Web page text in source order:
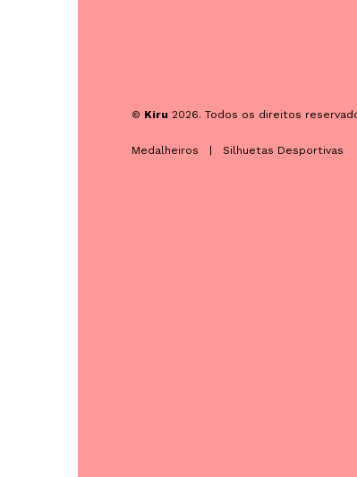
© Kiru 2026. Todos os direitos
Medalheiros Silhuetas Desportivas